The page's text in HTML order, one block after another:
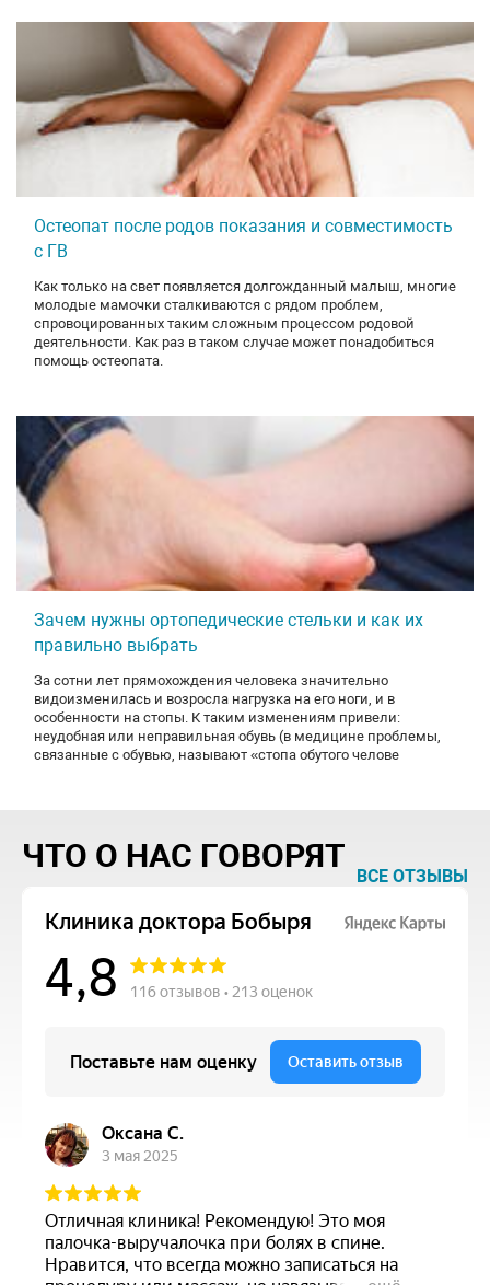
Остеопат после родов показания и совместимость
с ГВ
Как только на свет появляется долгожданный малыш, многие
молодые мамочки сталкиваются с рядом проблем,
спровоцированных таким сложным процессом родовой
деятельности. Как раз в таком случае может понадобиться
помощь остеопата.
Зачем нужны ортопедические стельки и как их
правильно выбрать
За сотни лет прямохождения человека значительно
видоизменилась и возросла нагрузка на его ноги, и в
особенности на стопы. К таким изменениям привели:
неудобная или неправильная обувь (в медицине проблемы,
связанные с обувью, называют «стопа обутого челове
ЧТО О НАС ГОВОРЯТ
ВСЕ ОТЗЫВЫ